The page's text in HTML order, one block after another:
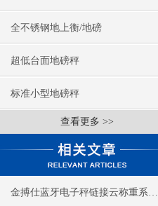
全不锈钢地上衡/地磅
超低台面地磅秤
标准小型地磅秤
查看更多 >>
金搏仕蓝牙电子秤链接云称重系统案例分享